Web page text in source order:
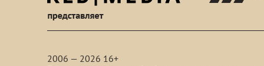
2006 — 2026 16+